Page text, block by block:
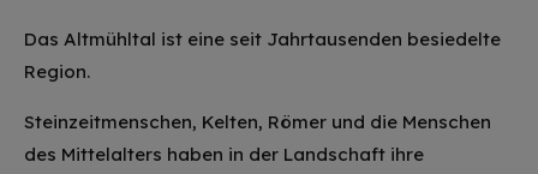
Das Altmühltal ist eine seit Jahrtausenden besiedelte
Region.
Steinzeitmenschen, Kelten, Römer und die Menschen
des Mittelalters haben in der Landschaft ihre